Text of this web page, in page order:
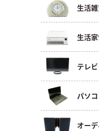
生活
生活
テレ
パソ
オー